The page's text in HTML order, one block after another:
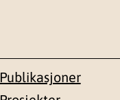
Publikasjoner